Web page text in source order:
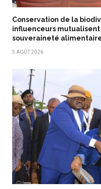
Conservation de la
influenceurs mutualisent
souveraineté alimentaire
5 AOÛT 2026